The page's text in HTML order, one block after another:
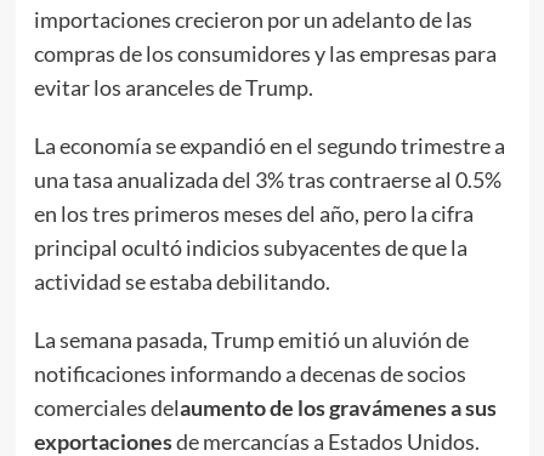
importaciones crecieron por un adelanto de las
compras de los consumidores y las empresas para
evitar los aranceles de Trump.
La economía se expandió en el segundo trimestre a
una tasa anualizada del 3% tras contraerse al 0.5%
en los tres primeros meses del año, pero la cifra
principal ocultó indicios subyacentes de que la
actividad se estaba debilitando.
La semana pasada, Trump emitió un aluvión de
notificaciones informando a decenas de socios
comerciales delaumento de los gravámenes a sus
exportacionesde mercancías a Estados Unidos.